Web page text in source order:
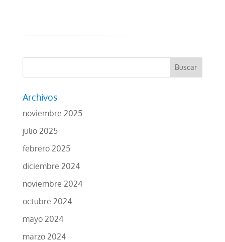
Archivos
noviembre 2025
julio 2025
febrero 2025
diciembre 2024
noviembre 2024
octubre 2024
mayo 2024
marzo 2024